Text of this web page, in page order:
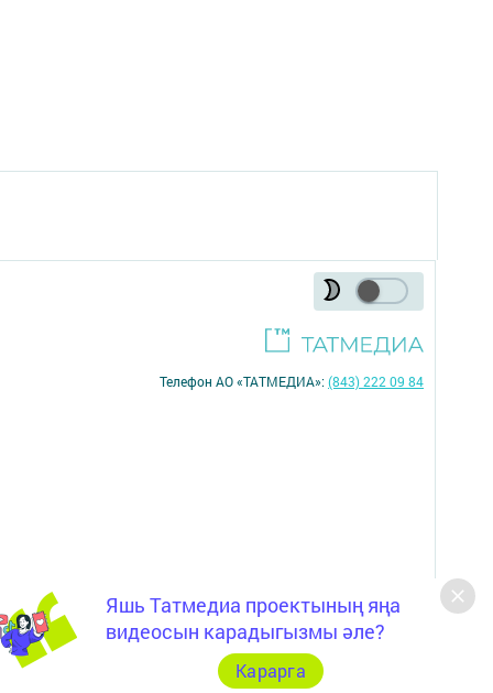
Яшь Татмедиа проектының яңа
видеосын карадыгызмы әле?
Карарга
Телефон АО «ТАТМЕДИА»:(843) 222 09 84